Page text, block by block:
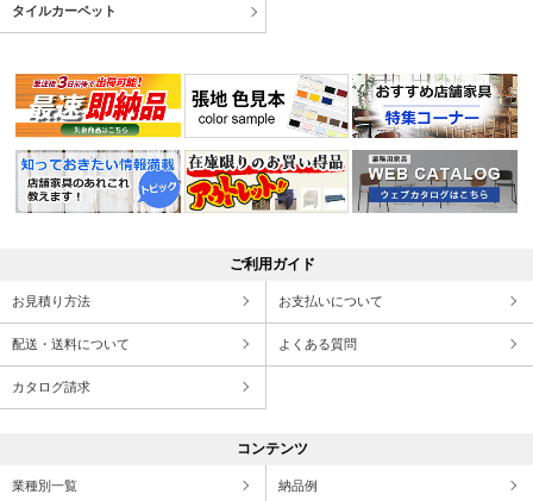
タイルカーペット
ご利用ガイド
お見積り方法 お支払いについて
配送・送料について よくある質問
カタログ請求
コンテンツ
業種別一覧 納品例